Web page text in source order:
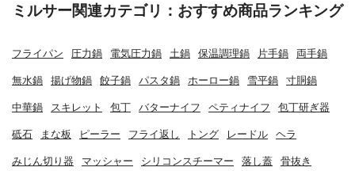
ミルサー関連カテゴリ：おすすめ商品ランキング
フライパン 圧力鍋 電気圧力鍋 土鍋 保温調理鍋 片手鍋 両手鍋
無水鍋 揚げ物鍋 餃子鍋 パスタ鍋 ホーロー鍋 雪平鍋 寸胴鍋
中華鍋 スキレット 包丁 バターナイフ ペティナイフ 包丁研ぎ器
砥石 まな板 ピーラー フライ返し トング レードル ヘラ
みじん切り器 マッシャー シリコンスチーマー 落し蓋 骨抜き